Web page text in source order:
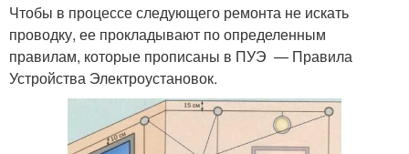
Чтобы в процессе следующего ремонта не искать
проводку, ее прокладывают по определенным
правилам, которые прописаны в ПУЭ — Правила
Устройства Электроустановок.